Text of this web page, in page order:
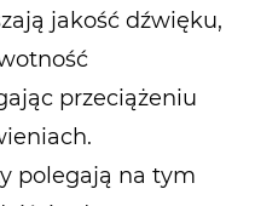
jakość dźwięku,
przeciążeniu
polegają na tym